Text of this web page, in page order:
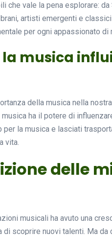
che vale la pena esplorare: da
artisti emergenti e
per ogni appassionato di
musica
della musica nella
ha il potere di
la musica e lasciati
vita.
delle
musicali ha avuto una
scoprire nuovi talenti. Ma da